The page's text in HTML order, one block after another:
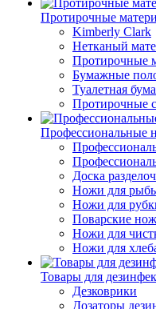
Протирочные
Kimberly Clark
Нетканый
Протирочные
Бумажные
Туалетная
Протирочные
Профессиональные
Доска
Ножи для
Ножи для
Поварские
Ножи для
Ножи для
Товары для
Дезковрики
Дозаторы